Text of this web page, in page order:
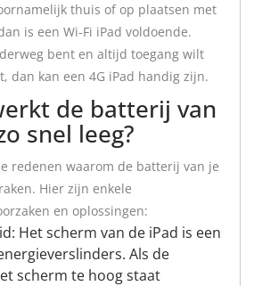
thuis of op plaatsen met
is een Wi-Fi iPad voldoende.
bent en altijd toegang wilt
dan kan een 4G iPad handig zijn.
de batterij van
snel leeg?
redenen waarom de batterij van je
Hier zijn enkele
en oplossingen:
Het scherm van de iPad is een
Als de
scherm te hoog staat